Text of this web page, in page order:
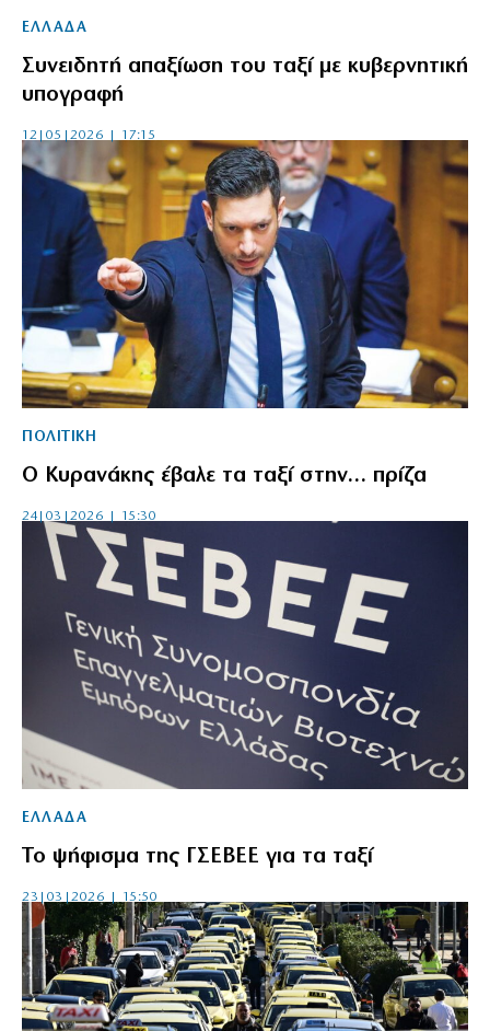
ΕΛΛΑΔΑ
Συνειδητή απαξίωση του ταξί με κυβερνητική
υπογραφή
12|05|2026 | 17:15
ΠΟΛΙΤΙΚΗ
Ο Κυρανάκης έβαλε τα ταξί στην… πρίζα
24|03|2026 | 15:30
ΕΛΛΑΔΑ
Το ψήφισμα της ΓΣΕΒΕΕ για τα ταξί
23|03|2026 | 15:50